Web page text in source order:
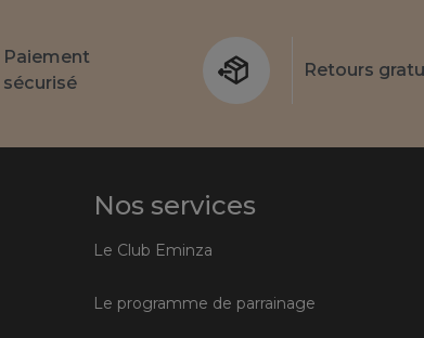
Paiement
sécurisé
Retours
Nos services
Le Club Eminza
Le programme de parrainage